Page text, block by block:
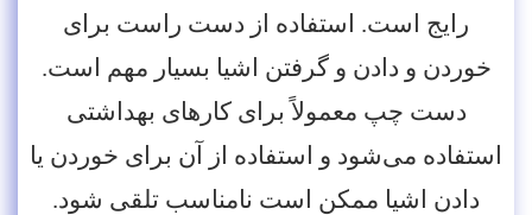
رایج است. استفاده از دست راست برای
خوردن و دادن و گرفتن اشیا بسیار مهم است.
دست چپ معمولاً برای کارهای بهداشتی
استفاده می‌شود و استفاده از آن برای خوردن یا
دادن اشیا ممکن است نامناسب تلقی شود.